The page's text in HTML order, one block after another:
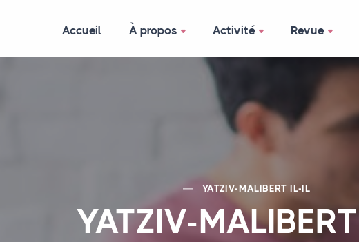
Accueil À propos Activité Revue
YATZIV-MALIBERT IL-IL
YATZIV-MALIBERT